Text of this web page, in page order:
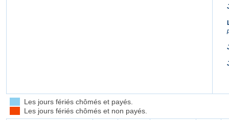
Les jours fériés chômés et payés.
Les jours fériés chômés et non payés.